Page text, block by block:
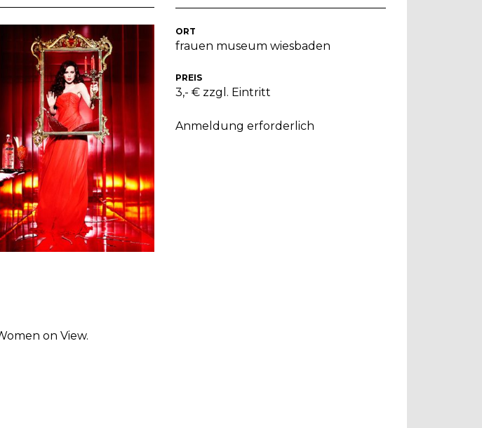
on View.
ORT
frauen museum wiesbaden
PREIS
3,- € zzgl. Eintritt
Anmeldung erforderlich